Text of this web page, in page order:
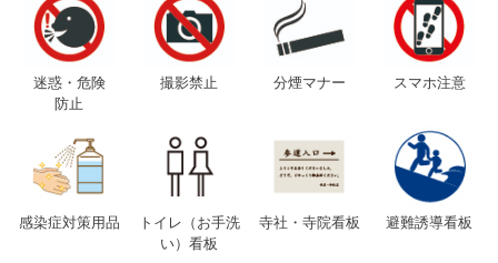
迷惑・危険
防止
撮影禁止 分煙マナー スマホ注意
感染症対策用品
トイレ（お手洗
い）看板
寺社・寺院看板 避難誘導看板